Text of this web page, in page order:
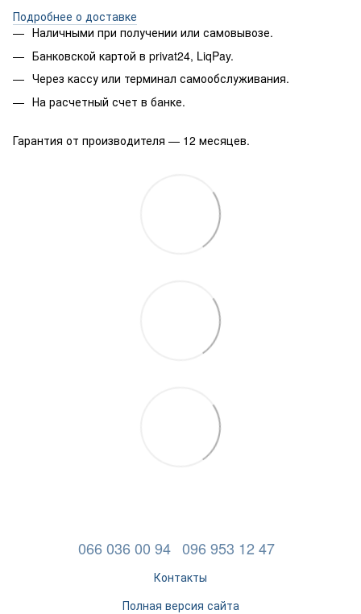
Подробнее о доставке
Наличными при получении или самовывозе.
Банковской картой в privat24, LiqPay.
Через кассу или терминал самообслуживания.
На расчетный счет в банке.
Гарантия от производителя — 12 месяцев.
066 036 00 94 096 953 12 47
Контакты
Полная версия сайта